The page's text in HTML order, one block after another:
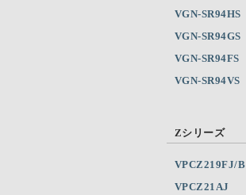
VGN-SR94HS
VGN-SR94GS
VGN-SR94FS
VGN-SR94VS
Zシリーズ
VPCZ219FJ/B
VPCZ21AJ